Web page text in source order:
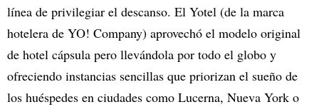
línea de privilegiar el descanso. El Yotel (de la marca
hotelera de YO! Company) aprovechó el modelo original
de hotel cápsula pero llevándola por todo el globo y
ofreciendo instancias sencillas que priorizan el sueño de
los huéspedes en ciudades como Lucerna, Nueva York o